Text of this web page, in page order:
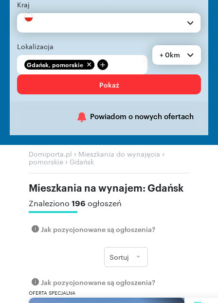
Kraj
Lokalizacja
Gdańsk, pomorskie +
+ 0km
Pokaż
Powiadom o nowych ofertach
Domiporta.pl › Mieszkania do wynajęcia ›
pomorskie › Gdańsk
Mieszkania na wynajem: Gdańsk
Znaleziono 196 ogłoszeń
Jak pozycjonowane są ogłoszenia?
Sortuj
Jak pozycjonowane są ogłoszenia?
OFERTA SPECJALNA